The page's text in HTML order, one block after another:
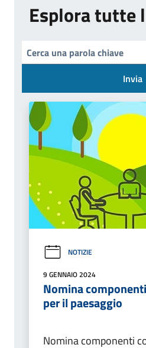
Esplora tutte
Invia
NOTIZIE
9 GENNAIO 2024
Nomina
per il paesaggio
Nomina componenti